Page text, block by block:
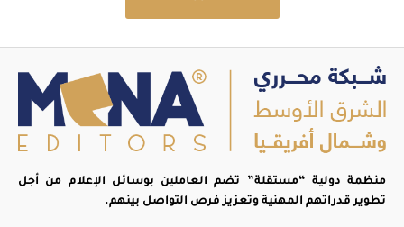
منظمة دولية “مستقلة” تضم العاملين بوسائل الإعلام من أجل
تطوير قدراتهم المهنية وتعزيز فرص التواصل بينهم.